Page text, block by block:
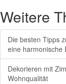
Weitere
Die besten Tipps
eine harmonische
Dekorieren mit
Wohnqualität